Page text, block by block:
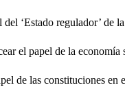
del ‘Estado regulador’ de
el papel de la
de las constituciones